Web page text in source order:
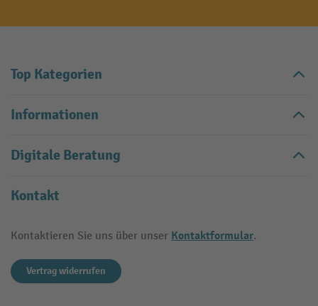
Top Kategorien
Informationen
Digitale Beratung
Kontakt
Kontaktieren Sie uns über unser Kontaktformular.
Vertrag widerrufen